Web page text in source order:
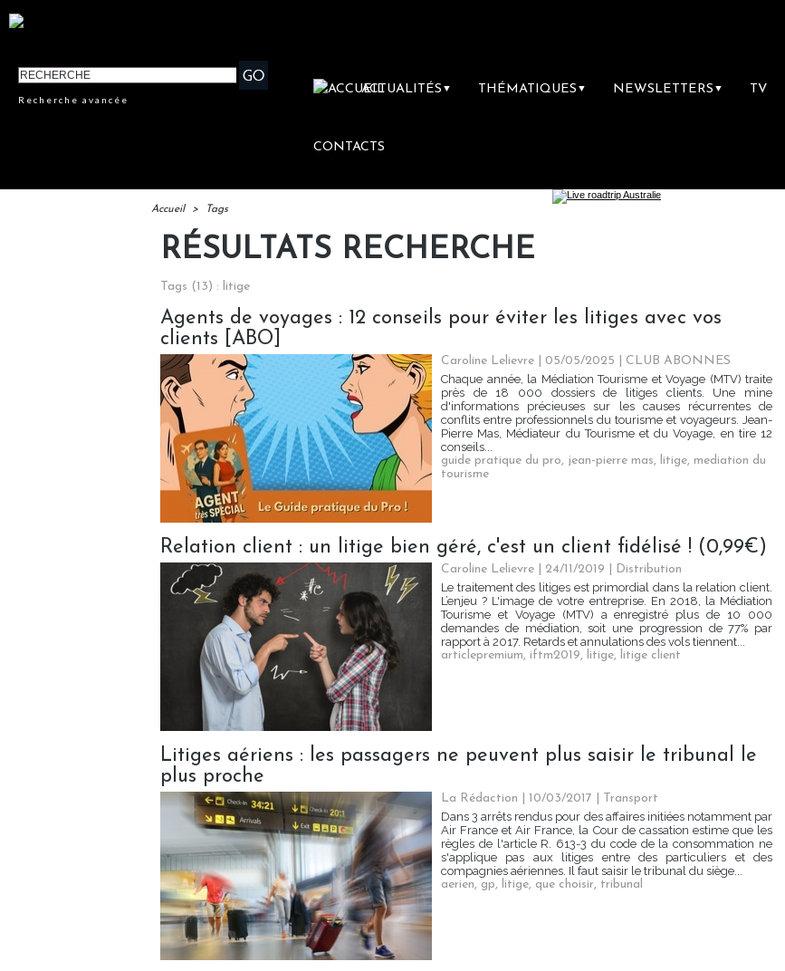
Recherche avancée
ACTUALITÉS ▼ THÉMATIQUES ▼ NEWSLETTERS ▼ TV
CONTACTS
Accueil > Tags
RÉSULTATS RECHERCHE
Tags (13) : litige
Agents de voyages : 12 conseils pour éviter les litiges avec vos
clients [ABO]
Caroline Lelievre | 05/05/2025
CLUB ABONNES
Chaque année, la Médiation Tourisme et Voyage (MTV) traite
près de 18 000 dossiers de litiges clients. Une mine
d'informations précieuses sur les causes récurrentes de
conflits entre professionnels du tourisme et voyageurs. Jean-
Pierre Mas, Médiateur du Tourisme et du Voyage, en tire 12
conseils...
guide pratique du pro, jean-pierre mas, litige, mediation du
tourisme
Relation client : un litige bien géré, c'est un client fidélisé ! (0,99€)
Caroline Lelievre | 24/11/2019
Distribution
Le traitement des litiges est primordial dans la relation client.
L’enjeu ? L'image de votre entreprise. En 2018, la Médiation
Tourisme et Voyage (MTV) a enregistré plus de 10 000
demandes de médiation, soit une progression de 77% par
rapport à 2017. Retards et annulations des vols tiennent...
articlepremium, iftm2019, litige, litige client
Litiges aériens : les passagers ne peuvent plus saisir le tribunal le
plus proche
La Rédaction | 10/03/2017
Transport
Dans 3 arrêts rendus pour des affaires initiées notamment par
Air France et Air France, la Cour de cassation estime que les
règles de l'article R. 613-3 du code de la consommation ne
s'applique pas aux litiges entre des particuliers et des
compagnies aériennes. Il faut saisir le tribunal du siège...
aerien, gp, litige, que choisir, tribunal